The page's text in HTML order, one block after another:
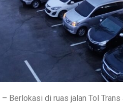
– Berlokasi di ruas jalan Tol